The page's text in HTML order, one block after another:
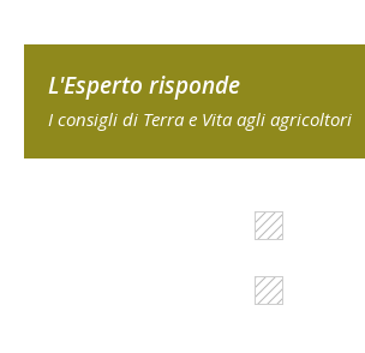
L'Esperto risponde
I consigli di Terra e Vita agli agricoltori